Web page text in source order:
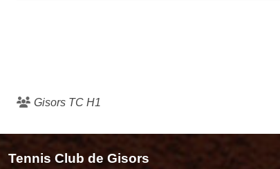
Gisors TC H1
Tennis Club de Gisors